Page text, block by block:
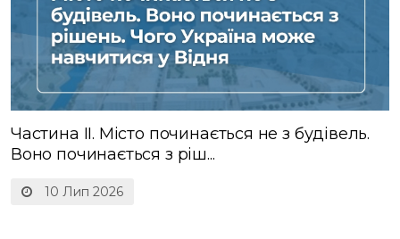
10 Лип 2026
Частина ІІ. Місто починається не з будівель.
Воно починається з ріш...